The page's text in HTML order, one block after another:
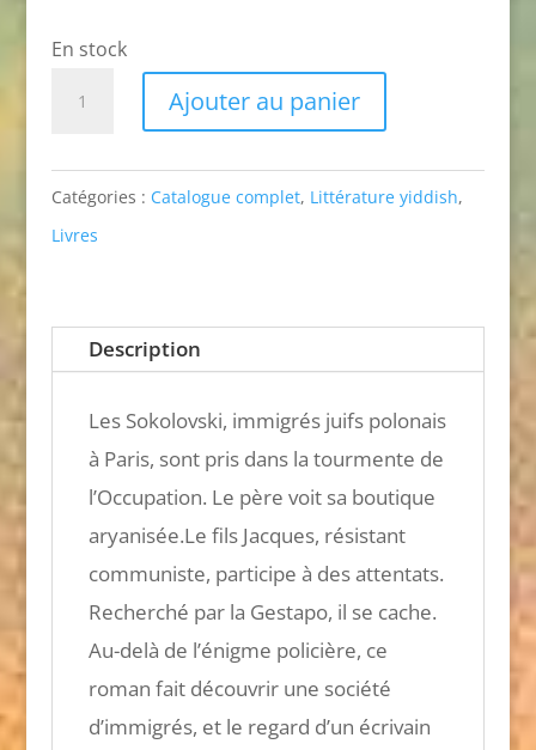
En stock
moi
métro
Ajouter au panier
Catégories : Catalogue complet, Littérature yiddish,
Livres
Description
Les Sokolovski, immigrés juifs polonais
à Paris, sont pris dans la tourmente de
l’Occupation. Le père voit sa boutique
aryanisée.Le fils Jacques, résistant
communiste, participe à des attentats.
Recherché par la Gestapo, il se cache.
Au-delà de l’énigme policière, ce
roman fait découvrir une société
d’immigrés, et le regard d’un écrivain